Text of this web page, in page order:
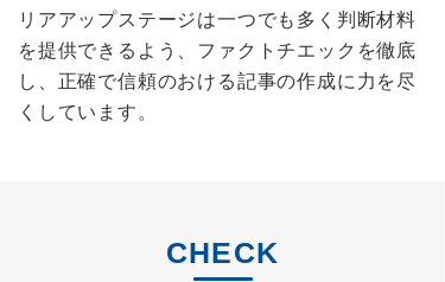
リアアップステージは一つでも多く判断材料
を提供できるよう、ファクトチエックを徹底
し、正確で信頼のおける記事の作成に力を尽
くしています。
CHECK